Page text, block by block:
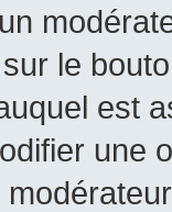
le
est
une